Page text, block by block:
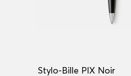
Stylo-Bille PIX Noir